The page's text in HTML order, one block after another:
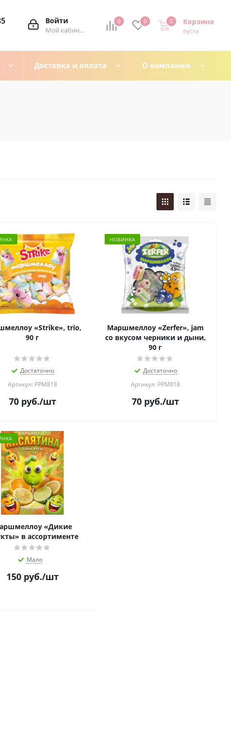
0 0 Корзина
0
пуста
0
Войти
Мой кабинет
Доставка и оплата О компании
«Strike», trio,
90 г
Достаточно
Артикул: РРМ818
70руб./шт
НОВИНКА
Маршмеллоу «Zerfer», jam
со вкусом черники и дыни,
90 г
Достаточно
Артикул: РРМ818
70руб./шт
«Дикие
в ассортименте
Мало
150руб./шт